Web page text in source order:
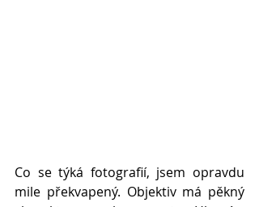
Co se týká fotografií, jsem opravdu
mile překvapený. Objektiv má pěkný